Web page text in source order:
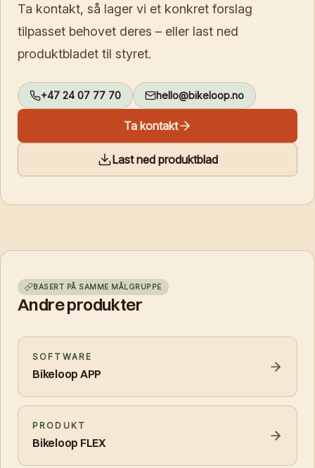
Ta kontakt, så lager vi et konkret forslag
tilpasset behovet deres – eller last ned
produktbladet til styret.
+47 24 07 77 70 hello@bikeloop.no
Ta kontakt
Last ned produktblad
BASERT PÅ SAMME MÅLGRUPPE
Andre produkter
SOFTWARE
Bikeloop APP
PRODUKT
Bikeloop FLEX